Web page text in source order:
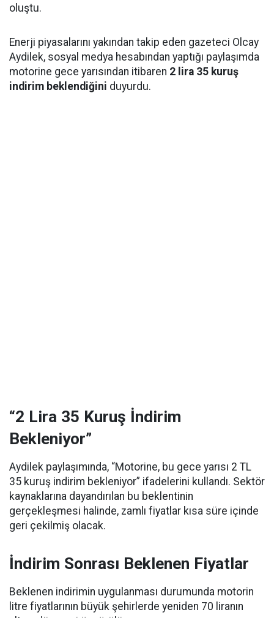
oluştu.
Enerji piyasalarını yakından takip eden gazeteci Olcay
Aydilek, sosyal medya hesabından yaptığı paylaşımda
motorine gece yarısından itibaren 2 lira 35 kuruş
indirim beklendiğini duyurdu.
“2 Lira 35 Kuruş İndirim
Bekleniyor”
Aydilek paylaşımında, “Motorine, bu gece yarısı 2 TL
35 kuruş indirim bekleniyor” ifadelerini kullandı. Sektör
kaynaklarına dayandırılan bu beklentinin
gerçekleşmesi halinde, zamlı fiyatlar kısa süre içinde
geri çekilmiş olacak.
İndirim Sonrası Beklenen Fiyatlar
Beklenen indirimin uygulanması durumunda motorin
litre fiyatlarının büyük şehirlerde yeniden 70 liranın